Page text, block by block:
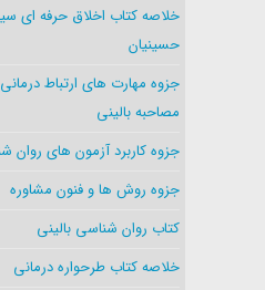
خلاصه کتاب اخلاق حرفه ای
حسینیان
جزوه مهارت های ارتباط
مصاحبه بالینی
جزوه کاربرد آزمون های روان
جزوه روش ها و فنون مشاوره
کتاب روان شناسی بالینی
خلاصه کتاب طرحواره درمانی